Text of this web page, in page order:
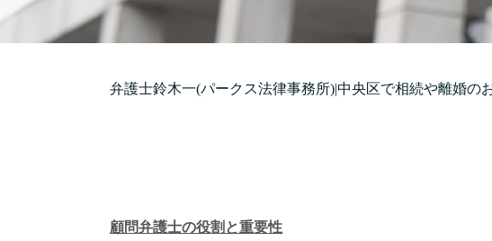
弁護士鈴木一(パークス法律事務所)|中央区で相続や離婚の
顧問弁護士の役割と重要性